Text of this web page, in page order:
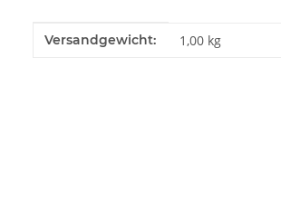
Produkteigenschaft
Wert
Versandgewicht: 1,00 kg